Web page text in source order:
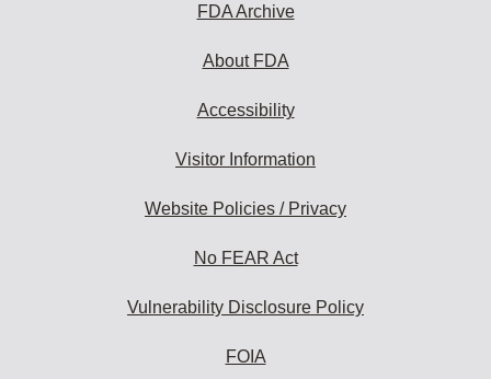
FDA Archive
About FDA
Accessibility
Visitor Information
Website Policies / Privacy
No FEAR Act
Vulnerability Disclosure Policy
FOIA